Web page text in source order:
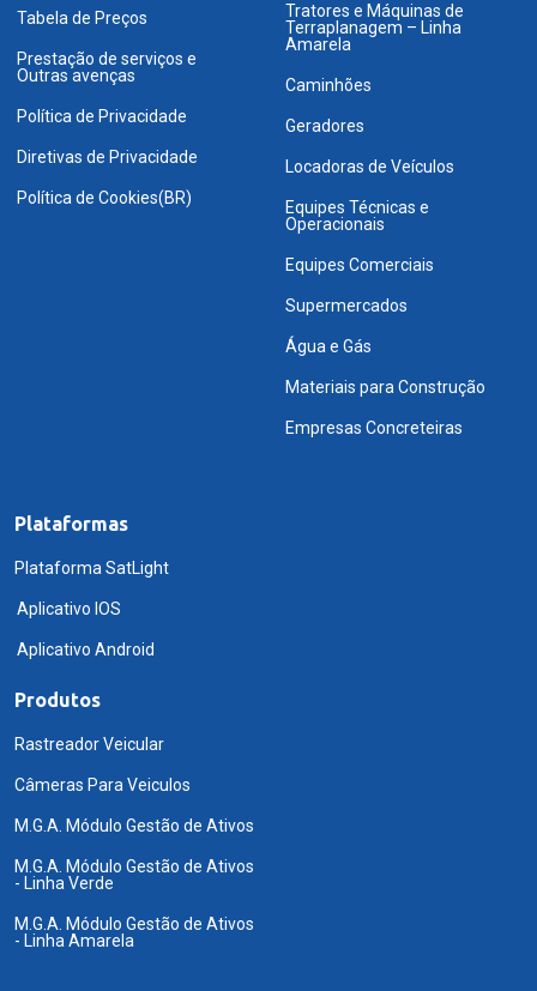
Tabela de Preços
Prestação de serviços e
Outras avenças
Política de Privacidade
Diretivas de Privacidade
Política de Cookies(BR)
Tratores e Máquinas de
Terraplanagem – Linha
Amarela
Caminhões
Geradores
Locadoras de Veículos
Equipes Técnicas e
Operacionais
Equipes Comerciais
Supermercados
Água e Gás
Materiais para Construção
Empresas Concreteiras
Plataformas
Plataforma SatLight
Aplicativo IOS
Aplicativo Android
Produtos
Rastreador Veicular
Câmeras Para Veiculos
M.G.A. Módulo Gestão de Ativos
M.G.A. Módulo Gestão de Ativos
- Linha Verde
M.G.A. Módulo Gestão de Ativos
- Linha Amarela